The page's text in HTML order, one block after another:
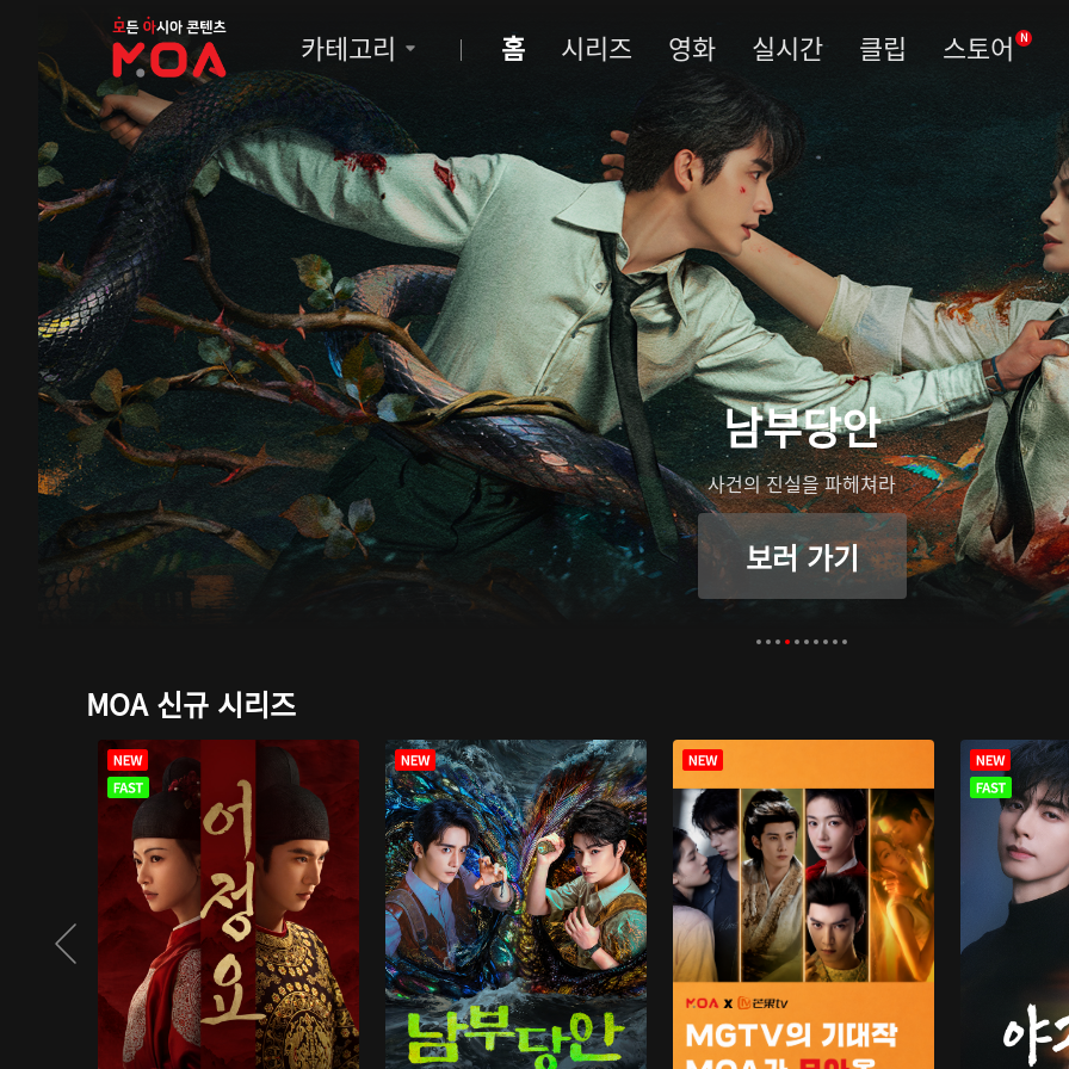
MOA
카테고리 홈 시리즈 영화 실시간 클립 스토어 N
남부당안
사건의 진실을 파헤쳐라
보러 가기
MOA 신규 시리즈